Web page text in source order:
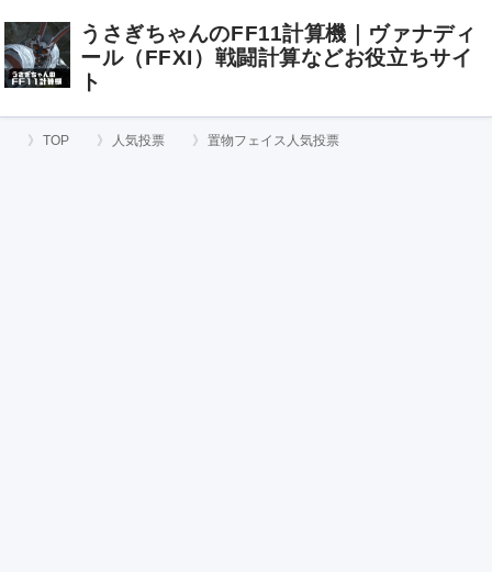
うさぎちゃんのFF11計算機｜ヴァナディ
ール（FFXI）戦闘計算などお役立ちサイ
ト
TOP 人気投票 置物フェイス人気投票